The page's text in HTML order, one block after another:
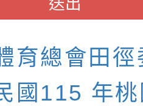
送出
育總會田
國115 年